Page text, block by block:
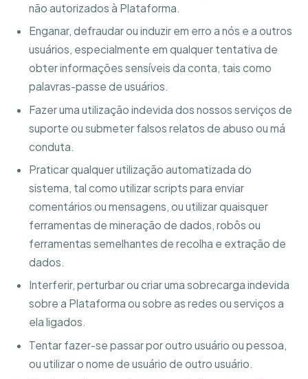
não autorizados à Plataforma.
Enganar, defraudar ou induzir em erro a nós e a outros
usuários, especialmente em qualquer tentativa de
obter informações sensíveis da conta, tais como
palavras-passe de usuários.
Fazer uma utilização indevida dos nossos serviços de
suporte ou submeter falsos relatos de abuso ou má
conduta.
Praticar qualquer utilização automatizada do
sistema, tal como utilizar scripts para enviar
comentários ou mensagens, ou utilizar quaisquer
ferramentas de mineração de dados, robôs ou
ferramentas semelhantes de recolha e extração de
dados.
Interferir, perturbar ou criar uma sobrecarga indevida
sobre a Plataforma ou sobre as redes ou serviços a
ela ligados.
Tentar fazer-se passar por outro usuário ou pessoa,
ou utilizar o nome de usuário de outro usuário.